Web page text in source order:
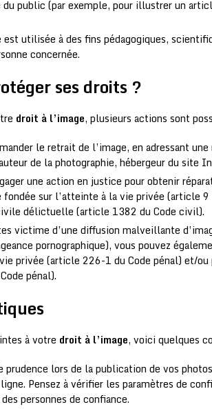
public (par exemple, pour illustrer un
est utilisée à des fins pédagogiques,
concernée.
ses droits ?
droit à l’image, plusieurs actions sont
le retrait de l’image, en adressant
de la photographie, hébergeur du site
une action en justice pour obtenir
sur l’atteinte à la vie privée (article
délictuelle (article 1382 du Code civil).
victime d’une diffusion malveillante
pornographique), vous pouvez
privée (article 226-1 du Code pénal) et/
pénal).
à votre droit à l’image, voici quelques
prudence lors de la publication de vos
Pensez à vérifier les paramètres de
personnes de confiance.